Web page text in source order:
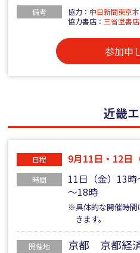
備考 協力： 中日新聞東京
協力書店： 三省堂書
参加申
近畿
日程 9月11日・12日
時間
11日（金）13
～18時
※具体的な開催時間
きます。
開催地 京都 京都経